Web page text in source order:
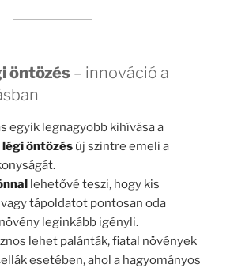
öntözés – innováció a
egyik legnagyobb kihívása a
légi öntözés új szintre emeli a
lehetővé teszi, hogy kis
tápoldatot pontosan oda
leginkább igényli.
lehet palánták, fiatal növények
esetében, ahol a hagyományos